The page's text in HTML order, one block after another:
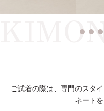
ご試着の際は、専門のスタ
ネート